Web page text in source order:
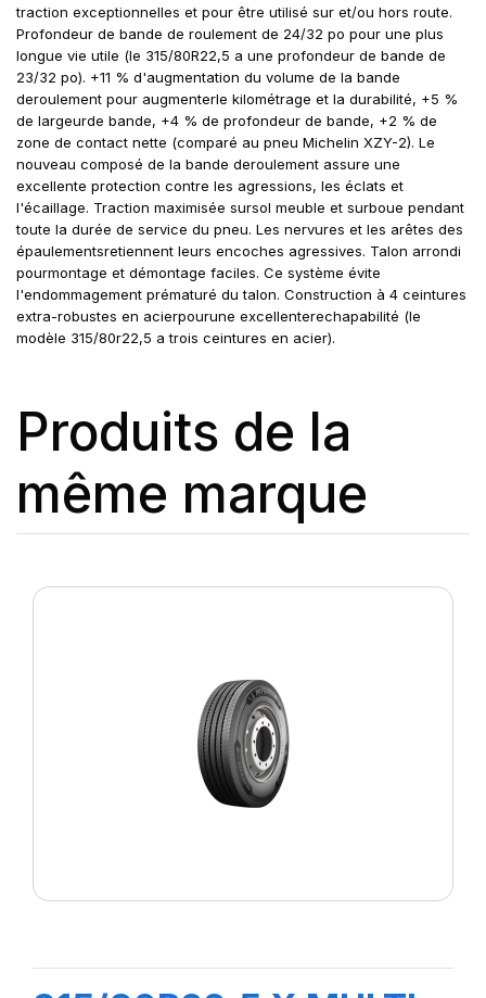
traction exceptionnelles et pour être utilisé sur et/ou hors route.
Profondeur de bande de roulement de 24/32 po pour une plus
longue vie utile (le 315/80R22,5 a une profondeur de bande de
23/32 po). +11 % d'augmentation du volume de la bande
deroulement pour augmenterle kilométrage et la durabilité, +5 %
de largeurde bande, +4 % de profondeur de bande, +2 % de
zone de contact nette (comparé au pneu Michelin XZY-2). Le
nouveau composé de la bande deroulement assure une
excellente protection contre les agressions, les éclats et
l'écaillage. Traction maximisée sursol meuble et surboue pendant
toute la durée de service du pneu. Les nervures et les arêtes des
épaulementsretiennent leurs encoches agressives. Talon arrondi
pourmontage et démontage faciles. Ce système évite
l'endommagement prématuré du talon. Construction à 4 ceintures
extra-robustes en acierpourune excellenterechapabilité (le
modèle 315/80r22,5 a trois ceintures en acier).
Produits de la
même marque